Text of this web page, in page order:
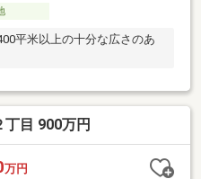
平米以上の十分な広さのあ
目 900万円
万円